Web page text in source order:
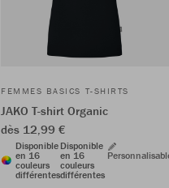
FEMMES BASICS T-SHIRTS
JAKO T-shirt Organic
dès 12,99 €
Disponible
en 16
couleurs
différentes
Disponible
en 16
couleurs
différentes